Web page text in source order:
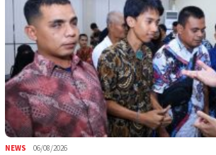
NEWS 06/08/2026